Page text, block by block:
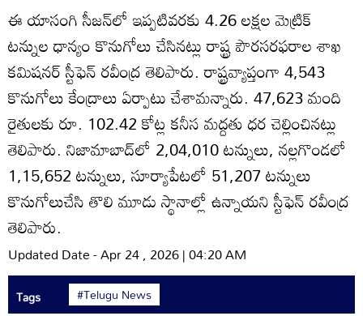
ఈ యాసంగి సీజన్‌లో ఇప్పటివరకు 4.26 లక్షల మెట్రిక్‌
టన్నుల ధాన్యం కొనుగోలు చేసినట్లు రాష్ట్ర పౌరసరఫరాల శాఖ
కమిషనర్‌ స్టీఫెన్‌ రవీంద్ర తెలిపారు. రాష్ట్రవ్యాప్తంగా 4,543
కొనుగోలు కేంద్రాలు ఏర్పాటు చేశామన్నారు. 47,623 మంది
రైతులకు రూ. 102.42 కోట్ల కనీస మద్దతు ధర చెల్లించినట్లు
తెలిపారు. నిజామాబాద్‌లో 2,04,010 టన్నులు, నల్లగొండలో
1,15,652 టన్నులు, సూర్యాపేటలో 51,207 టన్నులు
కొనుగోలుచేసి తొలి మూడు స్థానాల్లో ఉన్నాయని స్టీఫెన్‌ రవీంద్ర
తెలిపారు.
Updated Date - Apr 24 , 2026 | 04:20 AM
Tags #Telugu News